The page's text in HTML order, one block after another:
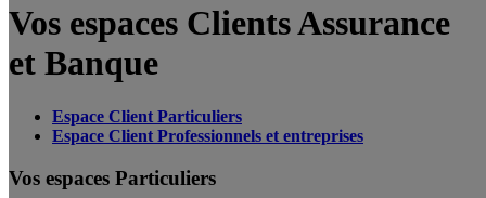
Vos espaces Clients Assurance
et Banque
Espace Client Particuliers
Espace Client Professionnels et entreprises
Vos espaces Particuliers